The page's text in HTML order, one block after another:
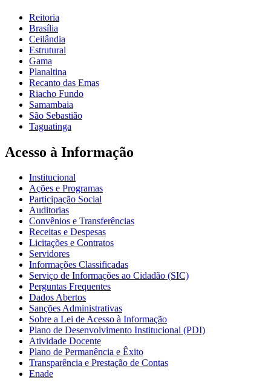
Reitoria
Brasília
Ceilândia
Estrutural
Gama
Planaltina
Recanto das Emas
Riacho Fundo
Samambaia
São Sebastião
Taguatinga
Acesso à Informação
Institucional
Ações e Programas
Participação Social
Auditorias
Convênios e Transferências
Receitas e Despesas
Licitações e Contratos
Servidores
Informações Classificadas
Serviço de Informações ao Cidadão (SIC)
Perguntas Frequentes
Dados Abertos
Sanções Administrativas
Sobre a Lei de Acesso à Informação
Plano de Desenvolvimento Institucional (PDI)
Atividade Docente
Plano de Permanência e Êxito
Transparência e Prestação de Contas
Enade